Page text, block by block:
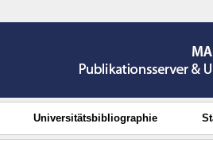
Universitätsbibliographie